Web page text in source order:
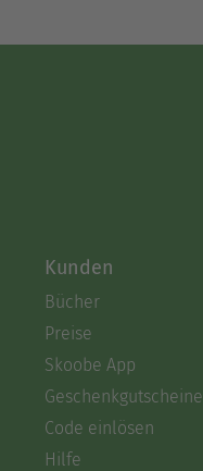
Kunden
Bücher
Preise
Skoobe App
Geschenkgutscheine
Code einlösen
Hilfe